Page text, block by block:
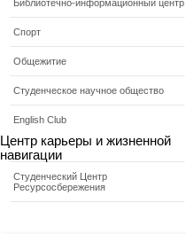
Библиотечно-информационный центр
Спорт
Общежитие
Студенческое научное общество
English Club
Центр карьеры и жизненной
навигации
Студенческий Центр
Ресурсосбережения